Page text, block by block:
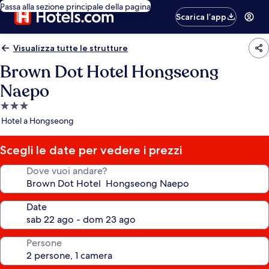
Passa alla sezione principale della pagina
Scarica l’app
Visualizza tutte le strutture
Brown Dot Hotel Hongseong
Naepo
Struttura
a
stelle
Hotel a Hongseong
Scegli le date per vedere i prezzi
Dove vuoi andare?
Date
Persone